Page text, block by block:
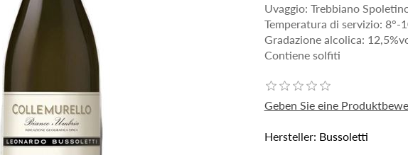
Uvaggio: Trebbiano
Temperatura di servizio: 8°-
Gradazione alcolica:
Contiene solfiti
Geben Sie eine
Hersteller: Bussoletti